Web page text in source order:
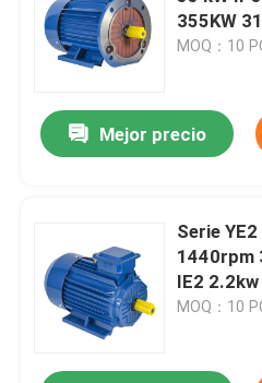
355KW
inducción
MOQ：10
Mejor precio
Serie
1440rpm
IE2
eléctricos
MOQ：10